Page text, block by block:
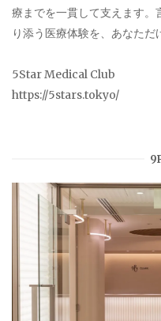
療までを一貫して支えます。
り添う医療体験を、あなただ
5Star Medical Club
https://5stars.tokyo/